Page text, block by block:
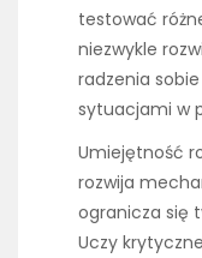
testować
niezwykle
radzenia
sytuacjami w
Umiejętność
rozwija
ogranicza się
Uczy